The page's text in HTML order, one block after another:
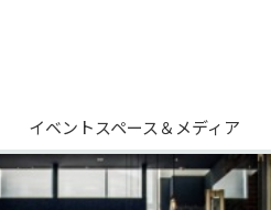
イベントスペース＆メディア